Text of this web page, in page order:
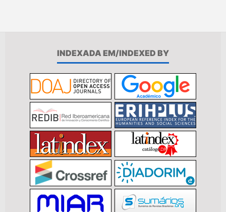
INDEXADA EM/INDEXED BY